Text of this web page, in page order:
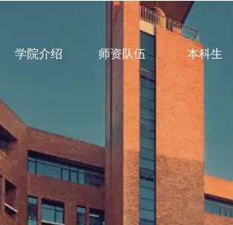
学院介绍 师资队伍 本科生